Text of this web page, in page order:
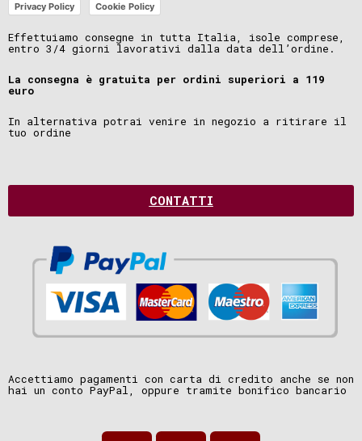
Privacy Policy Cookie Policy
Effettuiamo consegne in tutta Italia, isole comprese,
entro 3/4 giorni lavorativi dalla data dell’ordine.
La consegna è gratuita per ordini superiori a 119
euro
In alternativa potrai venire in negozio a ritirare il
tuo ordine
CONTATTI
Accettiamo pagamenti con carta di credito anche se non
hai un conto PayPal, oppure tramite bonifico bancario